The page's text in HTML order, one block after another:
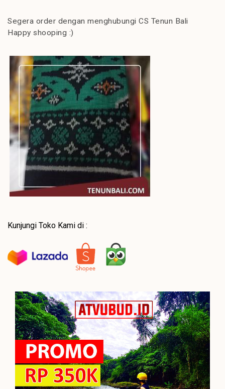
Segera order dengan menghubungi CS Tenun Bali
Happy shooping :)
Kunjungi Toko Kami di :